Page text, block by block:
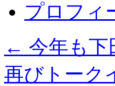
プロフィ
← 今年も
再びトーク